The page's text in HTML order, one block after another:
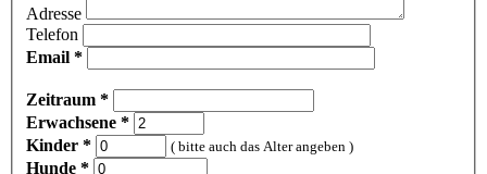
Adresse
Telefon
Email *
Zeitraum *
Erwachsene *
Kinder * ( bitte auch das Alter angeben )
Hunde *